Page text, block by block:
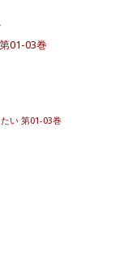
01-03巻
い 第01-03巻